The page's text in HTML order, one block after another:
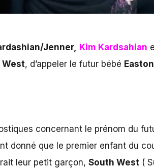
Jenner, Kim Kardsahian
West, d’appeler le futur bébé
concernant le prénom du
donné que le premier enfant du
leur petit garçon, South West (